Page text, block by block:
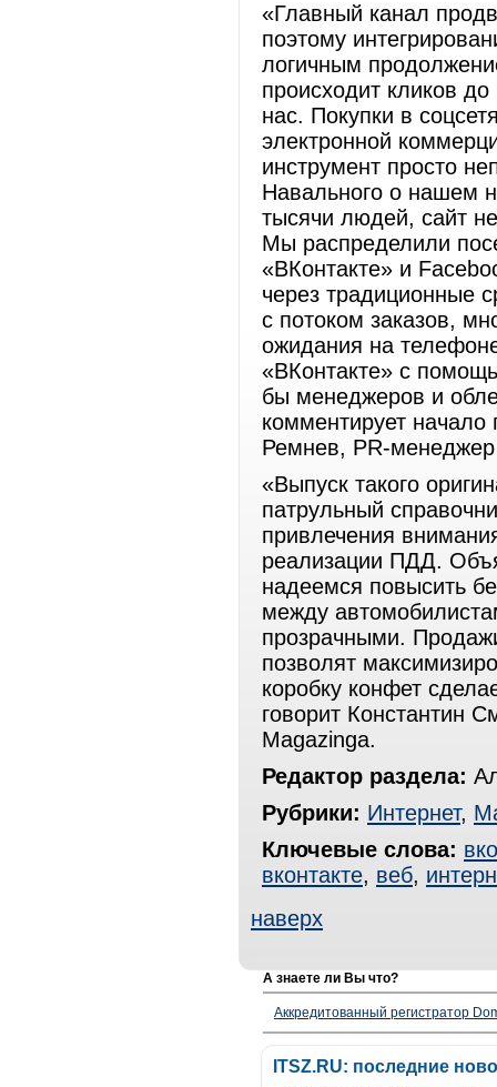
«Главный канал
поэтому
логичным
происходит кликов
нас. Покупки в
электронной
инструмент просто
Навального о нашем
тысячи людей, сайт
Мы распределили
«ВКонтакте» и
через традиционные
с потоком заказов,
ожидания на
«ВКонтакте» с
бы менеджеров и
комментирует
Ремнев, PR-
«Выпуск такого
патрульный
привлечения
реализации ПДД.
надеемся повысить
между
прозрачными.
позволят
коробку конфет
говорит Константин
Magazinga.
Редактор раздела:
Рубрики: Интернет,
Ключевые слова:
вконтакте, веб,
наверх
А знаете ли Вы что?
Аккредитованный регистратор
ITSZ.RU: последние